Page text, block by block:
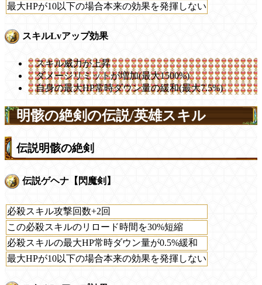
最大HPが10以下の場合本来の効果を発揮しない
スキルLvアップ効果
スキル威力が上昇
ダメージリミットが増加(最大1500%)
自身の最大HP常時ダウン量の緩和(最大7.5%)
明骸の絶剣の伝説/英雄スキル
伝説明骸の絶剣
伝説ゲヘナ【閃魔剣】
必殺スキル攻撃回数+2回
この必殺スキルのリロード時間を30%短縮
必殺スキルの最大HP常時ダウン量が0.5%緩和
最大HPが10以下の場合本来の効果を発揮しない